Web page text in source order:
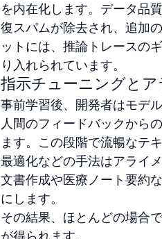
を内在化します。データ品
復スパムが除去され、追加
ットには、推論トレースの
り入れられています。
指示チューニングとア
事前学習後、開発者はモデ
人間のフィードバックから
ます。この段階で流暢なテ
最適化などの手法はアライ
文書作成や医療ノート要約
にします。
その結果、ほとんどの場合